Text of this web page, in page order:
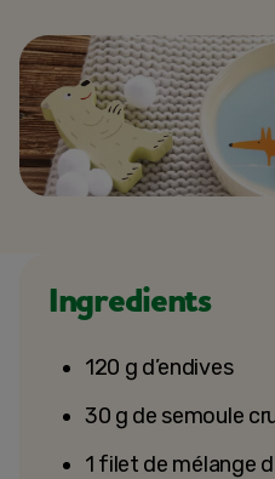
Ingredients
120 g d’endives
30 g de semoule
1 filet de mélange